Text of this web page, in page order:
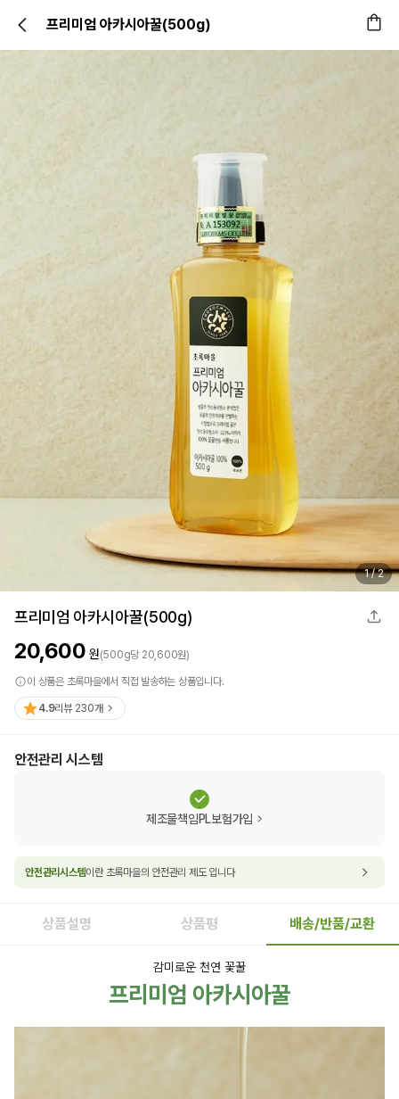
프리미엄 아카시아꿀(500g)
1/2
프리미엄 아카시아꿀(500g)
20,600 원(500g당 20,600원)
이 상품은 초록마을에서 직접 발송하는 상품입니다.
4.9리뷰 230개
안전관리 시스템
제조물책임PL보험가입
안전관리시스템이란 초록마을의 안전관리 제도 입니다
상품설명 상품평 배송/반품/교환
감미로운 천연 꽃꿀
프리미엄 아카시아꿀